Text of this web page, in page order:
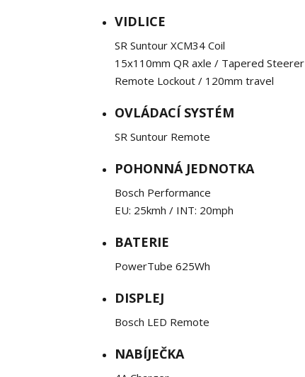
VIDLICE
SR Suntour XCM34 Coil
15x110mm QR axle / Tapered Steerer
Remote Lockout / 120mm travel
OVLÁDACÍ SYSTÉM
SR Suntour Remote
POHONNÁ JEDNOTKA
Bosch Performance
EU: 25kmh / INT: 20mph
BATERIE
PowerTube 625Wh
DISPLEJ
Bosch LED Remote
NABÍJEČKA